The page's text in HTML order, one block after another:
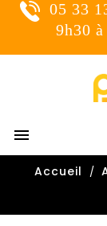
05 33
9h30

Accueil
You need to
Annuler